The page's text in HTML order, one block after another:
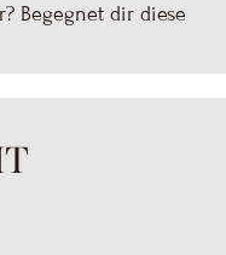
Begegnet dir diese